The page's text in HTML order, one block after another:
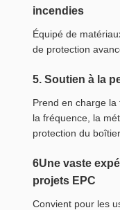
incendies
Équipé de
de protection
5. Soutien à la
Prend en charge la
la fréquence, la
protection du
6Une vaste
projets EPC
Convient pour les